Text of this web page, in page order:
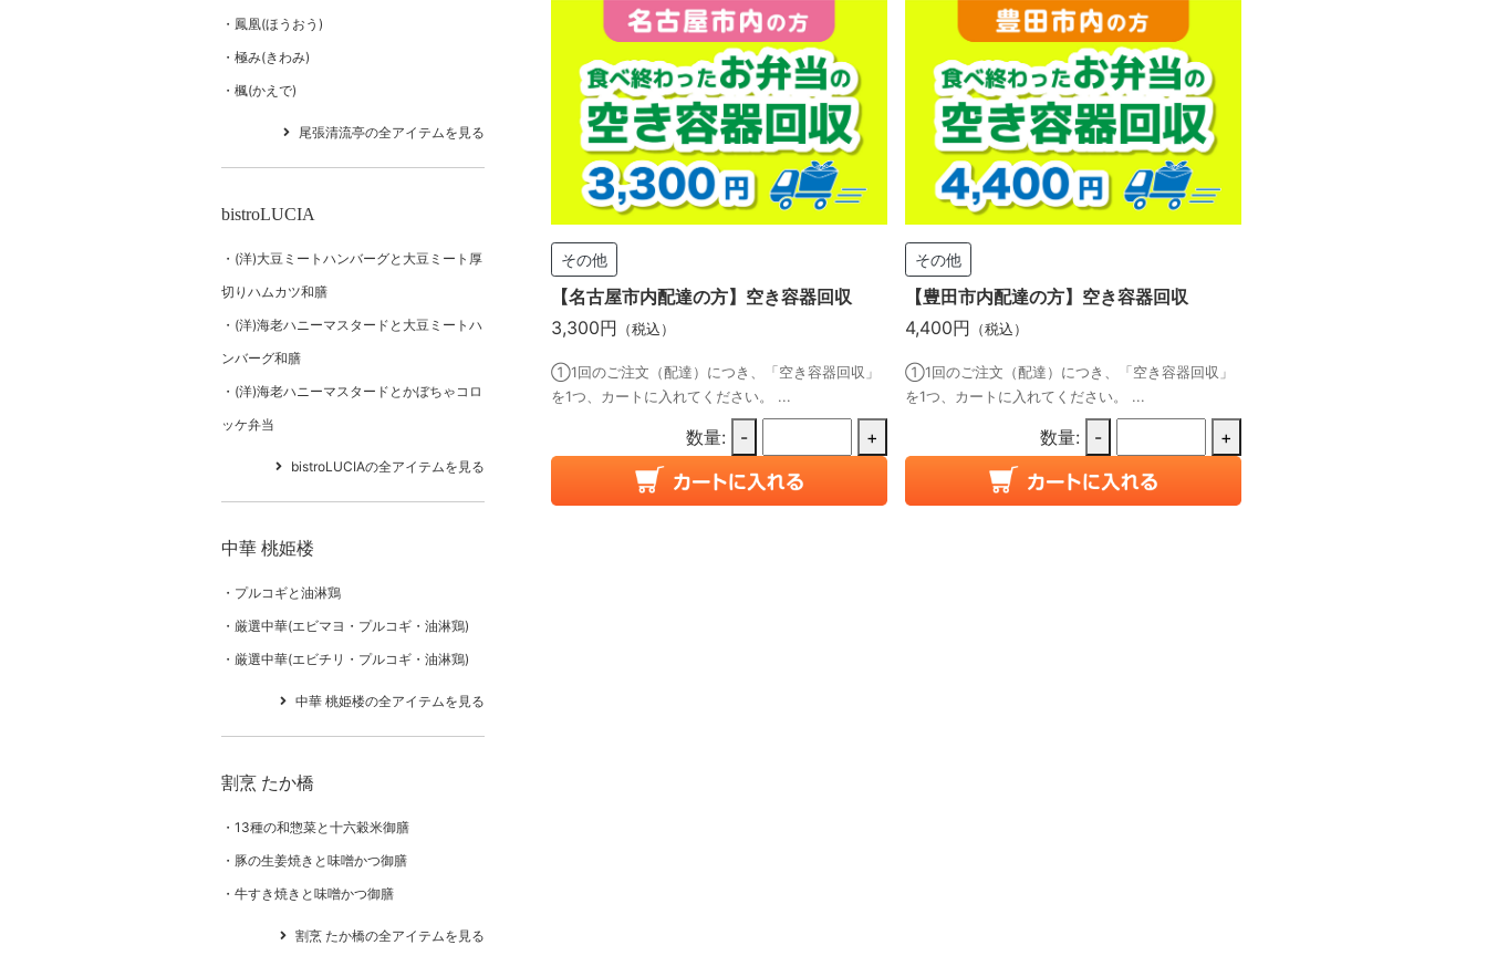
その他
【名古屋市内配達の方】空き容器回収
3,300円 （税込）
①1回のご注文（配達）につき、「空き容器回収」
を1つ、カートに入れてください。 ...
数量: - +
その他
【豊田市内配達の方】空き容器回収
4,400円 （税込）
①1回のご注文（配達）につき、「空き容器回収」
を1つ、カートに入れてください。 ...
数量: - +
鳳凰(ほうおう)
極み(きわみ)
楓(かえで)
尾張清流亭の全アイテムを見る
bistroLUCIA
(洋)大豆ミートハンバーグと大豆ミート厚
切りハムカツ和膳
(洋)海老ハニーマスタードと大豆ミートハ
ンバーグ和膳
(洋)海老ハニーマスタードとかぼちゃコロ
ッケ弁当
bistroLUCIAの全アイテムを見る
中華 桃姫楼
プルコギと油淋鶏
厳選中華(エビマヨ・プルコギ・油淋鶏)
厳選中華(エビチリ・プルコギ・油淋鶏)
中華 桃姫楼の全アイテムを見る
割烹 たか橋
13種の和惣菜と十六穀米御膳
豚の生姜焼きと味噌かつ御膳
牛すき焼きと味噌かつ御膳
割烹 たか橋の全アイテムを見る